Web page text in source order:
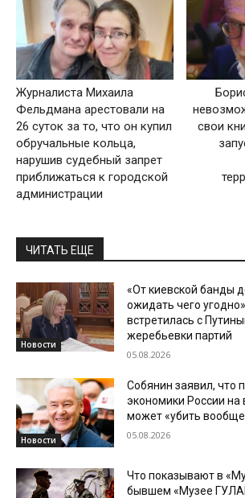
Журналиста Михаила
Фельдмана арестовали на
26 суток за то, что он купил
обручальные кольца,
нарушив судебный запрет
приближаться к городской
администрации
свои
ЧИТАТЬ ЕЩЕ
Новости
«От киевской банды
ожидать чего
встретилась с
жеребьевки партий
05.08.2026
Новости
Собянин заявил, что
экономики России
может «убить вообще
05.08.2026
Что показывают в
бывшем «Музее